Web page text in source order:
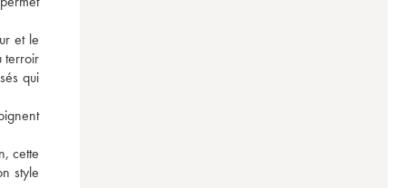
et le
terroir
qui
cette
style